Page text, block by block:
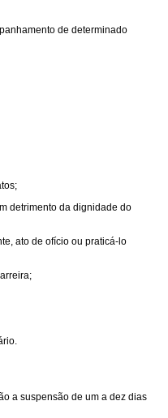
de determinado
detrimento da dignidade do
ato de ofício ou praticá-lo
a suspensão de um a dez dias